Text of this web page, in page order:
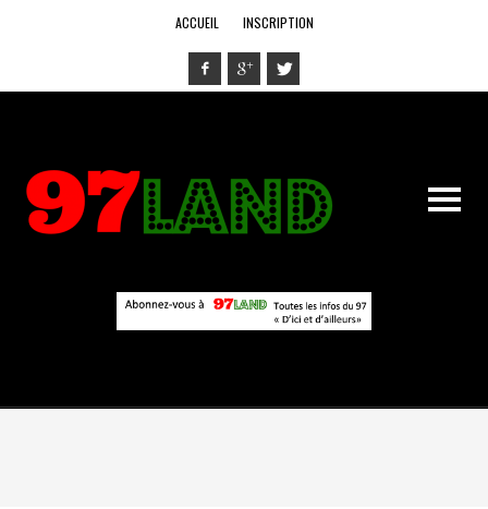
ACCUEIL INSCRIPTION